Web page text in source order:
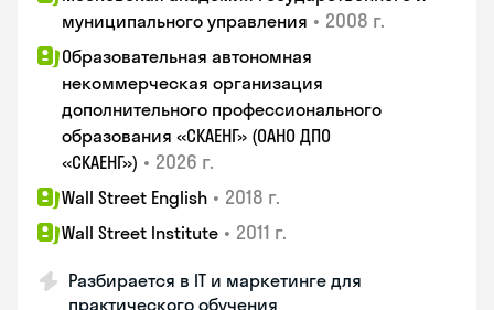
муниципального управления • 2008 г.
Образовательная автономная
некоммерческая организация
дополнительного профессионального
образования «СКАЕНГ» (ОАНО ДПО
«СКАЕНГ») • 2026 г.
Wall Street English • 2018 г.
Wall Street Institute • 2011 г.
Разбирается в IT и маркетинге для
практического обучения